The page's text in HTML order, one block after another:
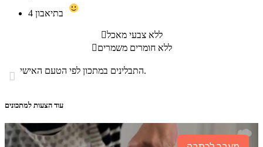
4
ללא צבעי מאכל
ללא חומרים משמרים
 התבלינים במתכון לפי הטעם האישי.
עוד הצעות למתכונים